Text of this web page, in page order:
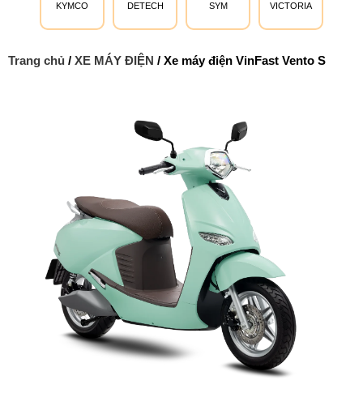
KYMCO DETECH SYM VICTORIA
Trang chủ / XE MÁY ĐIỆN / Xe máy điện VinFast Vento S